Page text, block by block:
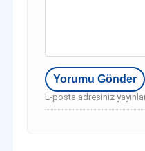
E-posta adresiniz